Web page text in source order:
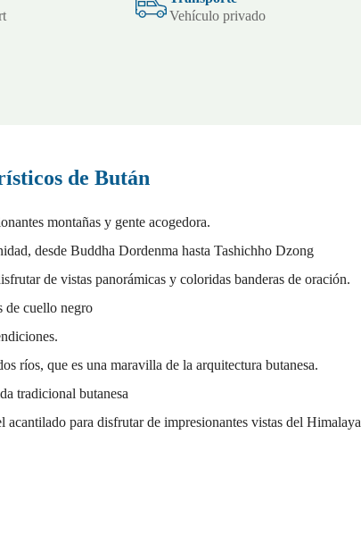
Vehículo privado
de Bután
montañas y gente acogedora.
desde Buddha Dordenma hasta Tashichho Dzong
de vistas panorámicas y coloridas banderas de oración.
de cuello negro
ríos, que es una maravilla de la arquitectura butanesa.
tradicional butanesa
para disfrutar de impresionantes vistas del